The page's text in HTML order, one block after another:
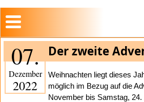
07.
Dezember
2022
Der zweite
Weihnachten liegt dieses
möglich im Bezug auf die
November bis Samstag,